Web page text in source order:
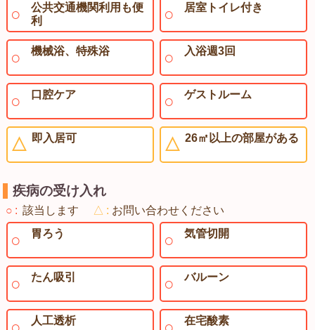
公共交通機関利用も便
利
居室トイレ付き
機械浴、特殊浴 入浴週3回
口腔ケア ゲストルーム
即入居可 26㎡以上の部屋がある
疾病の受け入れ
○ 該当します △
お問い合わせください
胃ろう
気管切開
たん吸引 バルーン
人工透析 在宅酸素